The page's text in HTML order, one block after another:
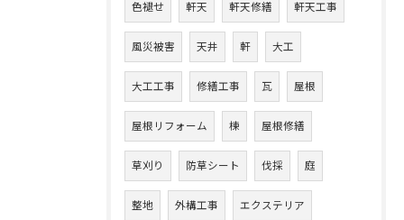
色褪せ 軒天 軒天修繕 軒天工事
風災被害 天井 軒 大工
大工工事 修繕工事 瓦 屋根
屋根リフォーム 棟 屋根修繕
草刈り 防草シート 伐採 庭
整地 外構工事 エクステリア